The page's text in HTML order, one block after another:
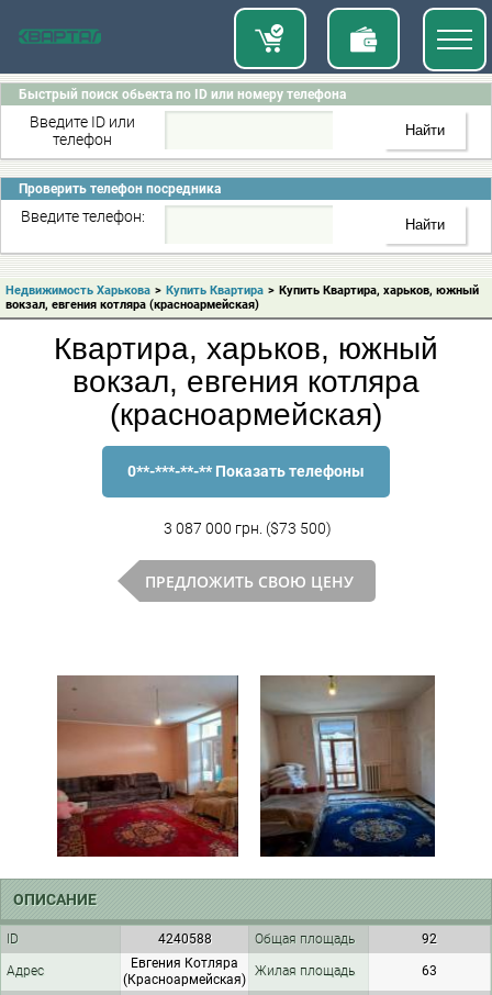
Быстрый поиск обьекта по ID или номеру телефона
Введите ID или
телефон
Проверить телефон посредника
Введите телефон:
Недвижимость Харькова > Купить Квартира > Купить Квартира, харьков, южный
вокзал, евгения котляра (красноармейская)
Квартира, харьков, южный
вокзал, евгения котляра
(красноармейская)
0**-***-**-** Показать телефоны
3 087 000 грн. ($73 500)
ПРЕДЛОЖИТЬ СВОЮ ЦЕНУ
ОПИСАНИЕ
ID 4240588 Общая площадь 92
Адрес
Евгения Котляра
(Красноармейская)
Жилая площадь 63